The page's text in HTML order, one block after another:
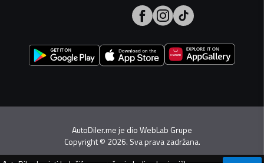
AutoDiler.me je dioWebLab Grupe
Copyright© 2026. Sva prava zadržana.